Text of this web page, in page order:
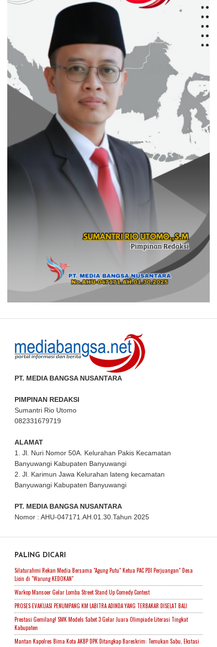
PT. MEDIA BANGSA NUSANTARA
PIMPINAN REDAKSI
Sumantri Rio Utomo
082331679719
ALAMAT
1. Jl. Nuri Nomor 50A. Kelurahan Pakis Kecamatan
Banyuwangi Kabupaten Banyuwangi
2. Jl. Karimun Jawa Kelurahan lateng kecamatan
Banyuwangi Kabupaten Banyuwangi
PT. MEDIA BANGSA NUSANTARA
Nomor : AHU-047171.AH.01.30.Tahun 2025
PALING DICARI
Silaturahmi Rekan Media Bersama "Agung Putu" Ketua PAC PDI Perjuangan" Desa
Licin di "Warung KEDOKAN"
Warkop Mansoer Gelar Lomba Street Stand Up Comedy Contest
PROSES EVAKUASI PENUMPANG KM LABITRA ADINDA YANG TERBAKAR DISELAT BALI
Prestasi Gemilang! SMK Models Sabet 3 Gelar Juara Olimpiade Literasi Tingkat
Kabupaten
Mantan Kapolres Bima Kota AKBP DPK Ditangkap Bareskrim: Temukan Sabu, Ekstasi